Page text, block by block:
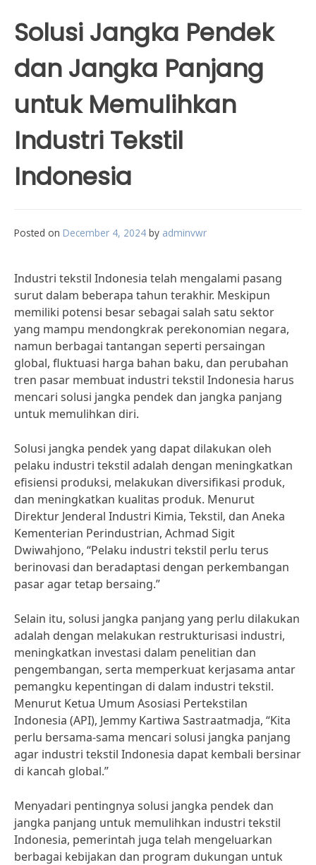
Solusi Jangka Pendek
dan Jangka Panjang
untuk Memulihkan
Industri Tekstil
Indonesia
Posted on December 4, 2024 by adminvwr
Industri tekstil Indonesia telah mengalami pasang
surut dalam beberapa tahun terakhir. Meskipun
memiliki potensi besar sebagai salah satu sektor
yang mampu mendongkrak perekonomian negara,
namun berbagai tantangan seperti persaingan
global, fluktuasi harga bahan baku, dan perubahan
tren pasar membuat industri tekstil Indonesia harus
mencari solusi jangka pendek dan jangka panjang
untuk memulihkan diri.
Solusi jangka pendek yang dapat dilakukan oleh
pelaku industri tekstil adalah dengan meningkatkan
efisiensi produksi, melakukan diversifikasi produk,
dan meningkatkan kualitas produk. Menurut
Direktur Jenderal Industri Kimia, Tekstil, dan Aneka
Kementerian Perindustrian, Achmad Sigit
Dwiwahjono, “Pelaku industri tekstil perlu terus
berinovasi dan beradaptasi dengan perkembangan
pasar agar tetap bersaing.”
Selain itu, solusi jangka panjang yang perlu dilakukan
adalah dengan melakukan restrukturisasi industri,
meningkatkan investasi dalam penelitian dan
pengembangan, serta memperkuat kerjasama antar
pemangku kepentingan di dalam industri tekstil.
Menurut Ketua Umum Asosiasi Pertekstilan
Indonesia (API), Jemmy Kartiwa Sastraatmadja, “Kita
perlu bersama-sama mencari solusi jangka panjang
agar industri tekstil Indonesia dapat kembali bersinar
di kancah global.”
Menyadari pentingnya solusi jangka pendek dan
jangka panjang untuk memulihkan industri tekstil
Indonesia, pemerintah juga telah mengeluarkan
berbagai kebijakan dan program dukungan untuk